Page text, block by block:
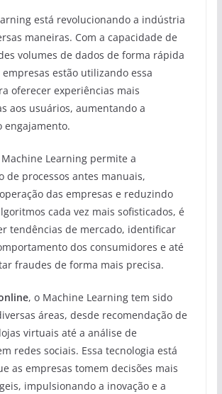
está revolucionando a indústria
maneiras. Com a capacidade de
volumes de dados de forma rápida
estão utilizando essa
oferecer experiências mais
aos usuários, aumentando a
engajamento.
Machine Learning permite a
de processos antes manuais,
das empresas e reduzindo
cada vez mais sofisticados, é
tendências de mercado, identificar
dos consumidores e até
fraudes de forma mais precisa.
, o Machine Learning tem sido
áreas, desde recomendação de
virtuais até a análise de
redes sociais. Essa tecnologia está
as empresas tomem decisões mais
impulsionando a inovação e a